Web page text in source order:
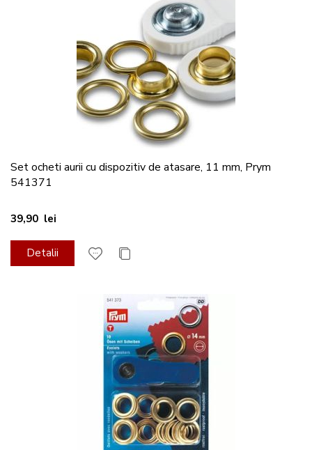
Set ocheti aurii cu dispozitiv de atasare, 11 mm, Prym
541371
39,90 lei
Detalii